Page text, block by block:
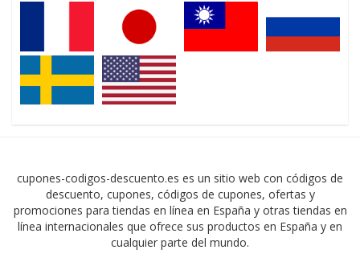
cupones-codigos-descuento.es es un sitio web con códigos de
descuento, cupones, códigos de cupones, ofertas y
promociones para tiendas en línea en España y otras tiendas en
línea internacionales que ofrece sus productos en España y en
cualquier parte del mundo.